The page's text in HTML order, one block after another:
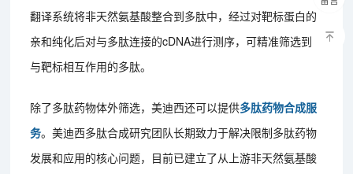
翻译系统将非天然氨基酸整合到多肽中，经过对靶标蛋白的
亲和纯化后对与多肽连接的cDNA进行测序，可精准筛选到
与靶标相互作用的多肽。
除了多肽药物体外筛选，美迪西还可以提供多肽药物合成服
务。美迪西多肽合成研究团队长期致力于解决限制多肽药物
发展和应用的核心问题，目前已建立了从上游非天然氨基酸